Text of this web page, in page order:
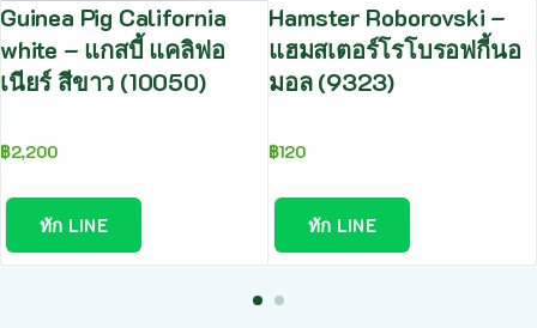
Guinea Pig California
white – แกสบี้ แคลิฟอ
เนียร์ สีขาว (10050)
฿2,200
ทัก LINE
Hamster Roborovski –
แฮมสเตอร์โรโบรอฟกี้นอ
มอล (9323)
฿120
ทัก LINE